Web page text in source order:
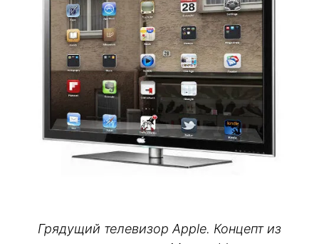
Грядущий телевизор Apple. Концепт из